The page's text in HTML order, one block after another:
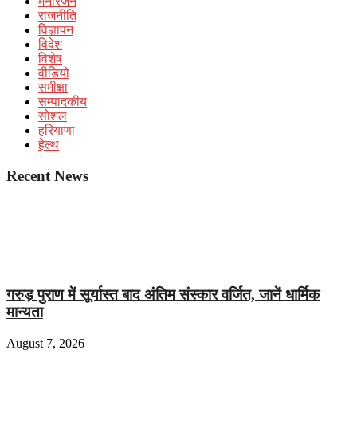
राजनीति
विज्ञापन
विदेश
विशेष
वीडियो
समीक्षा
सम्पादकीय
सोशल
हरियाणा
हेल्थ
Recent News
गरुड़ पुराण में सूर्यास्त बाद अंतिम संस्कार वर्जित, जानें धार्मिक
मान्यता
August 7, 2026